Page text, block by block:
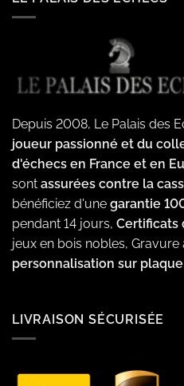
Depuis 2008, Le Palais des
joueur passionné et du
d'échecs en France et en
sont assurées contre la
bénéficiez d'une garantie
pendant 14 jours, Certificats
jeux en bois nobles, Gravure
personnalisation sur
LIVRAISON SÉCURISÉE